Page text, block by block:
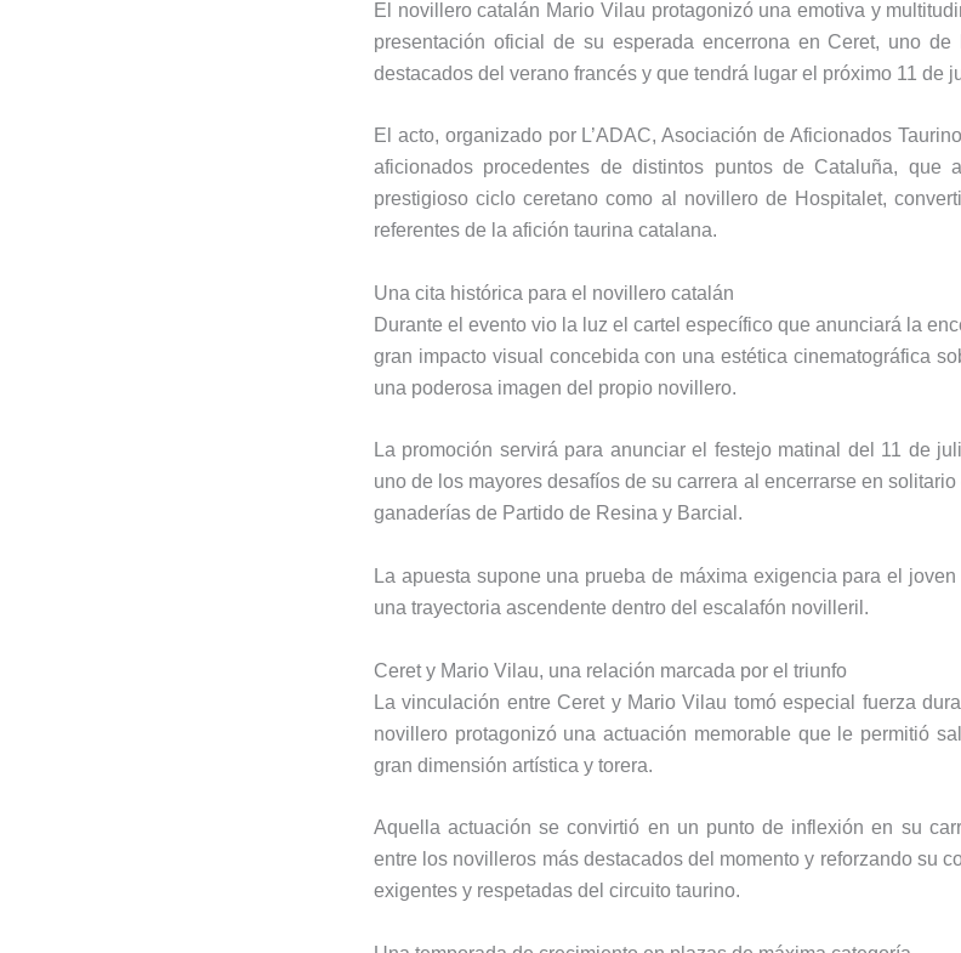
El novillero catalán Mario Vilau protagonizó una emotiva y
presentación oficial de su esperada encerrona en Ceret, uno de
destacados del verano francés y que tendrá lugar el próximo 11 de
El acto, organizado por L’ADAC, Asociación de Aficionados
aficionados procedentes de distintos puntos de Cataluña, que
prestigioso ciclo ceretano como al novillero de Hospitalet,
referentes de la afición taurina catalana.
Una cita histórica para el novillero catalán
Durante el evento vio la luz el cartel específico que anunciará la
gran impacto visual concebida con una estética cinematográfica
una poderosa imagen del propio novillero.
La promoción servirá para anunciar el festejo matinal del 11 de
uno de los mayores desafíos de su carrera al encerrarse en
ganaderías de Partido de Resina y Barcial.
La apuesta supone una prueba de máxima exigencia para el
una trayectoria ascendente dentro del escalafón novilleril.
Ceret y Mario Vilau, una relación marcada por el triunfo
La vinculación entre Ceret y Mario Vilau tomó especial fuerza
novillero protagonizó una actuación memorable que le permitió
gran dimensión artística y torera.
Aquella actuación se convirtió en un punto de inflexión en su
entre los novilleros más destacados del momento y reforzando su
exigentes y respetadas del circuito taurino.